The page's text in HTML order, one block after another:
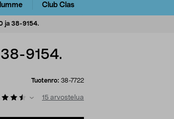
Club Clas
ja 38-9154.
9154.
Tuotenro: 38-7722
15 arvostelua